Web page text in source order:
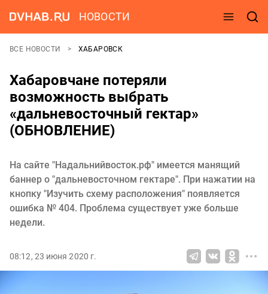
НОВОСТИ
ВСЕ НОВОСТИ ХАБАРОВСК
Хабаровчане потеряли
возможность выбрать
«дальневосточный гектар»
(ОБНОВЛЕНИЕ)
На сайте "Надальнийвосток.рф" имеется манящий
баннер о "дальневосточном гектаре". При нажатии на
кнопку "Изучить схему расположения" появляется
ошибка № 404. Проблема существует уже больше
недели.
08:12, 23 июня 2020 г.